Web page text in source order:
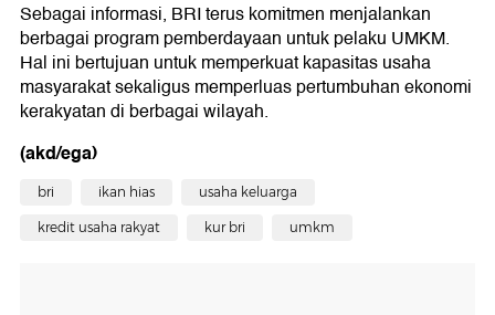
Sebagai informasi, BRI terus komitmen menjalankan
berbagai program pemberdayaan untuk pelaku UMKM.
Hal ini bertujuan untuk memperkuat kapasitas usaha
masyarakat sekaligus memperluas pertumbuhan ekonomi
kerakyatan di berbagai wilayah.
(akd/ega)
bri ikan hias usaha keluarga
kredit usaha rakyat kur bri umkm